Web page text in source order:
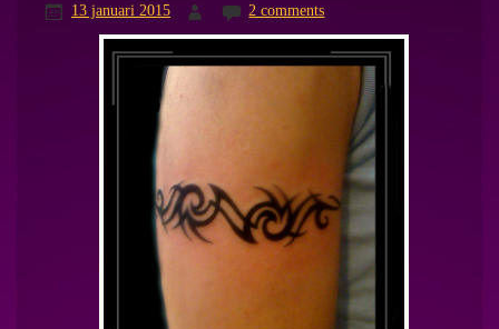
13 januari 2015 2 comments